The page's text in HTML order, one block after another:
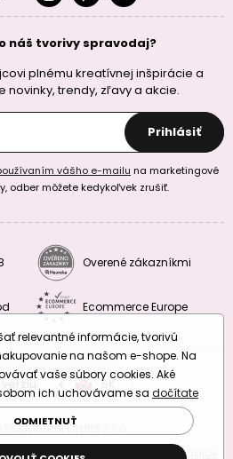
náš tvorivy spravodaj?
plnému kreatívnej inšpirácie a
novinky, trendy, zľavy a akcie.
Prihlásiť
vášho e-mailu na marketingové
odber môžete kedykoľvek zrušiť.
Overené zákazníkmi
Ecommerce Europe
CZSK
Manumi Crafts s.r.o.
Podmienky ochrany osobných údajov
relevantné informácie, tvorivú
na našom e-shope. Na
vaše súbory cookies. Aké
ich uchovávame sa dočítate
ODMIETNUŤ